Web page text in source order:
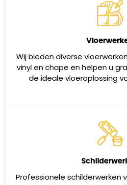
Wij bieden diverse
vinyl en chape en helpen u
de ideale vloeroplossing
Professionele schilderwerken